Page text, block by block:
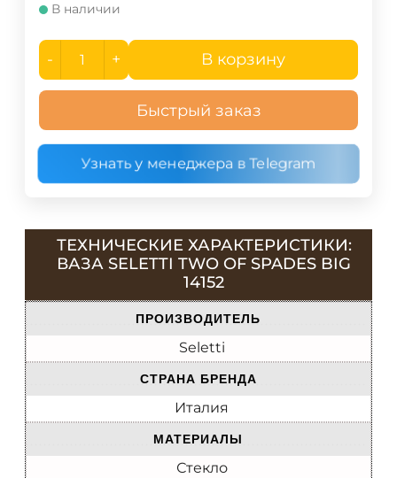
В наличии
- + В корзину
Быстрый заказ
Узнать у менеджера в Telegram
ТЕХНИЧЕСКИЕ ХАРАКТЕРИСТИКИ:
ВАЗА SELETTI TWO OF SPADES BIG
14152
ПРОИЗВОДИТЕЛЬ
Seletti
СТРАНА БРЕНДА
Италия
МАТЕРИАЛЫ
Стекло